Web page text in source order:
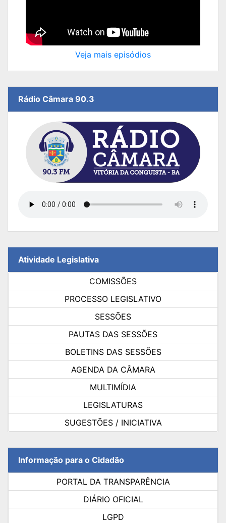
Veja mais episódios
Rádio Câmara 90.3
Atividade Legislativa
COMISSÕES
PROCESSO LEGISLATIVO
SESSÕES
PAUTAS DAS SESSÕES
BOLETINS DAS SESSÕES
AGENDA DA CÂMARA
MULTIMÍDIA
LEGISLATURAS
SUGESTÕES / INICIATIVA
Informação para o Cidadão
PORTAL DA TRANSPARÊNCIA
DIÁRIO OFICIAL
LGPD